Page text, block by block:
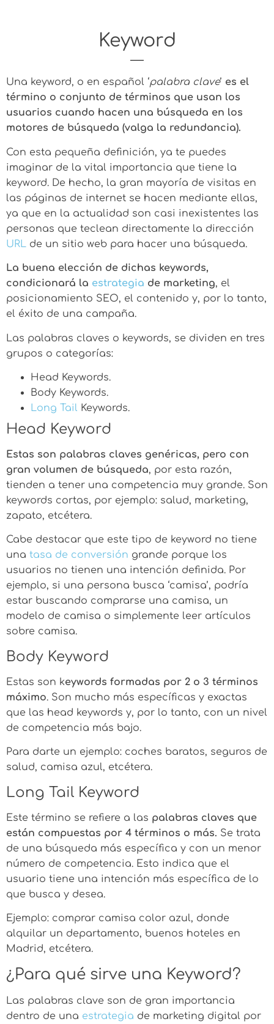
Keyword
Una keyword, o en español ‘palabra clave’ es el
término o conjunto de términos que usan los
usuarios cuando hacen una búsqueda en los
motores de búsqueda (valga la redundancia).
Con esta pequeña definición, ya te puedes
imaginar de la vital importancia que tiene la
keyword. De hecho, la gran mayoría de visitas en
las páginas de internet se hacen mediante ellas,
ya que en la actualidad son casi inexistentes las
personas que teclean directamente la dirección
URL de un sitio web para hacer una búsqueda.
La buena elección de dichas keywords,
condicionará la estrategia de marketing, el
posicionamiento SEO, el contenido y, por lo tanto,
el éxito de una campaña.
Las palabras claves o keywords, se dividen en tres
grupos o categorías:
Head Keywords.
Body Keywords.
Long Tail Keywords.
Head Keyword
Estas son palabras claves genéricas, pero con
gran volumen de búsqueda, por esta razón,
tienden a tener una competencia muy grande. Son
keywords cortas, por ejemplo: salud, marketing,
zapato, etcétera.
Cabe destacar que este tipo de keyword no tiene
una tasa de conversión grande porque los
usuarios no tienen una intención definida. Por
ejemplo, si una persona busca ‘camisa’, podría
estar buscando comprarse una camisa, un
modelo de camisa o simplemente leer artículos
sobre camisa.
Body Keyword
Estas son keywords formadas por 2 o 3 términos
máximo. Son mucho más específicas y exactas
que las head keywords y, por lo tanto, con un nivel
de competencia más bajo.
Para darte un ejemplo: coches baratos, seguros de
salud, camisa azul, etcétera.
Long Tail Keyword
Este término se refiere a las palabras claves que
están compuestas por 4 términos o más. Se trata
de una búsqueda más específica y con un menor
número de competencia. Esto indica que el
usuario tiene una intención más específica de lo
que busca y desea.
Ejemplo: comprar camisa color azul, donde
alquilar un departamento, buenos hoteles en
Madrid, etcétera.
¿Para qué sirve una Keyword?
Las palabras clave son de gran importancia
dentro de una estrategia de marketing digital por